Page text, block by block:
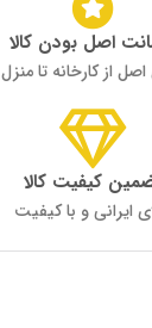
اصل بودن کالا
اصل از کارخانه تا منزل
کیفیت کالا
ایرانی و با کیفیت